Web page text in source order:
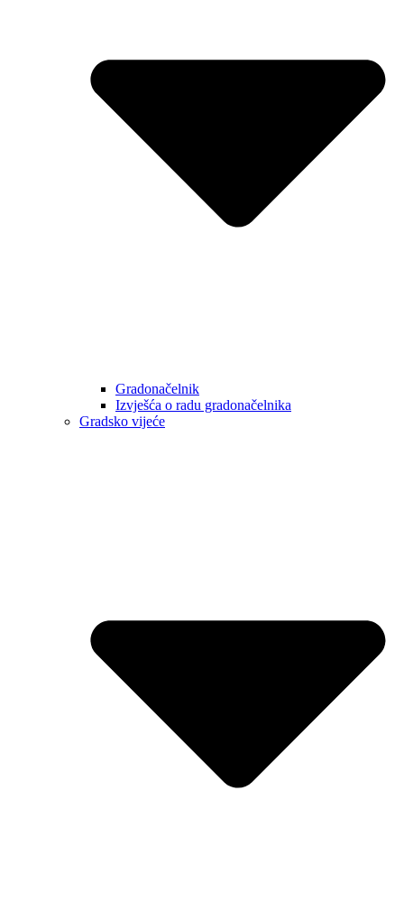
Gradonačelnik
Izvješća o radu gradonačelnika
Gradsko vijeće